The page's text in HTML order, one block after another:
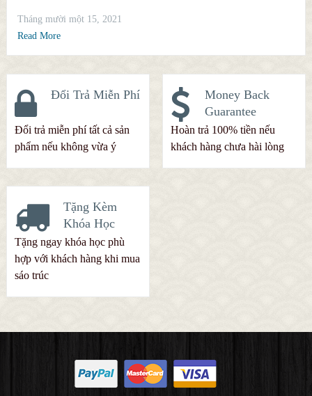
Tháng mười một 15, 2021
Read More
Đổi Trả Miễn Phí
Đổi trả miễn phí tất cả sản
phẩm nếu không vừa ý
Money Back
Guarantee
Hoàn trả 100% tiền nếu
khách hàng chưa hài lòng
Tặng Kèm
Khóa Học
Tặng ngay khóa học phù
hợp với khách hàng khi mua
sáo trúc